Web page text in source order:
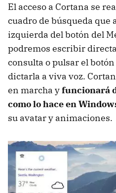
El acceso a Cortana se
cuadro de búsqueda que
izquierda del botón del
podremos escribir
consulta o pulsar el
dictarla a viva voz.
en marcha yfuncionará
como lo hace en
su avatar y animaciones.